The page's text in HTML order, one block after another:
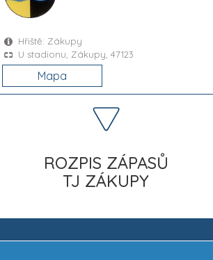
Hřiště: Zákupy
U stadionu, Zákupy, 47123
Mapa
ROZPIS ZÁPASŮ
TJ ZÁKUPY